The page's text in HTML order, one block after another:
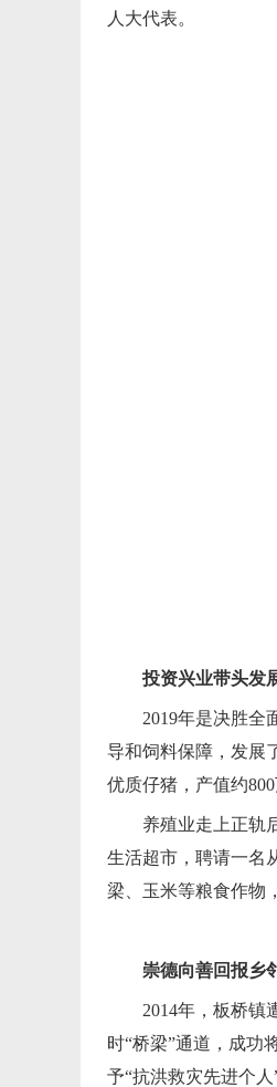
人大代表。
投资兴业带头发
2019年是决胜全
导和饲料保障，发展
优质仔猪，产值约
养殖业走上正轨
生活超市，聘请一名
梁、玉米等粮食作物
崇德向善回报乡
2014年，板桥镇
时“桥梁”通道，成功
予“抗洪救灾先进个人”